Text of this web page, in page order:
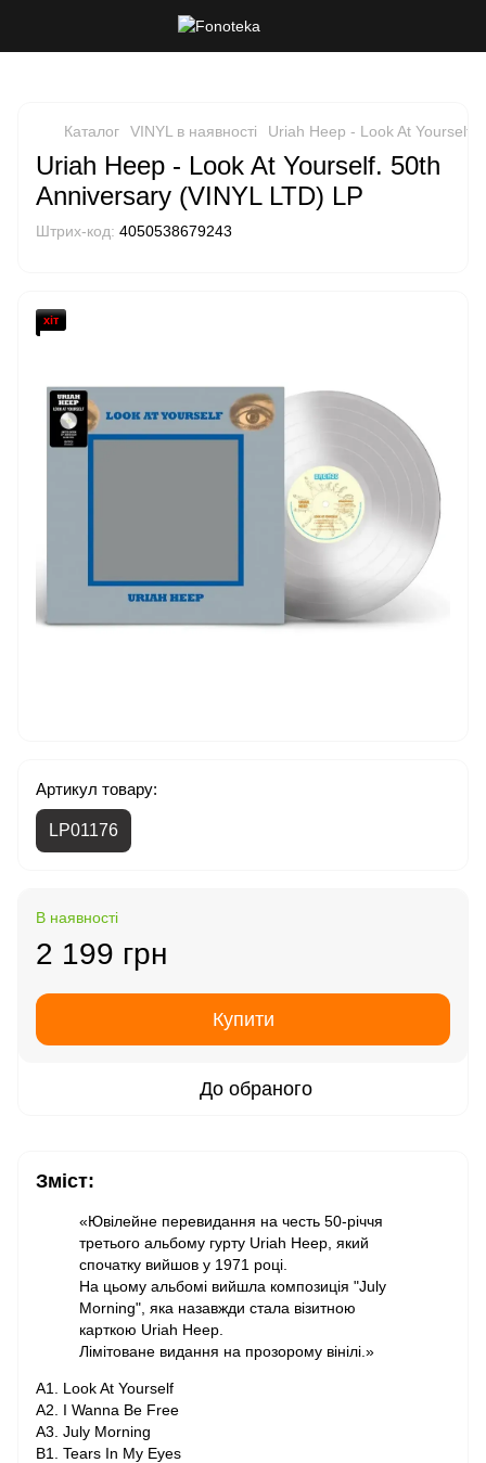
Каталог VINYL в наявності Uriah Heep - Look At Yourself.
Uriah Heep - Look At Yourself. 50th
Anniversary (VINYL LTD) LP
Штрих-код: 4050538679243
хіт
Артикул товару:
LP01176
В наявності
2 199 грн
Купити
До обраного
Зміст:
«Ювілейне перевидання на честь 50-річчя
третього альбому гурту Uriah Heep, який
спочатку вийшов у 1971 році.
На цьому альбомі вийшла композиція "July
Morning", яка назавжди стала візитною
карткою Uriah Heep.
Лімітоване видання на прозорому вінілі.»
A1. Look At Yourself
A2. I Wanna Be Free
A3. July Morning
B1. Tears In My Eyes